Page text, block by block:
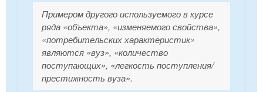
Примером другого используемого в курсе
ряда «объекта», «изменяемого свойства»,
«потребительских характеристик»
являются «вуз», «количество
поступающих», «легкость поступления/
престижность вуза».